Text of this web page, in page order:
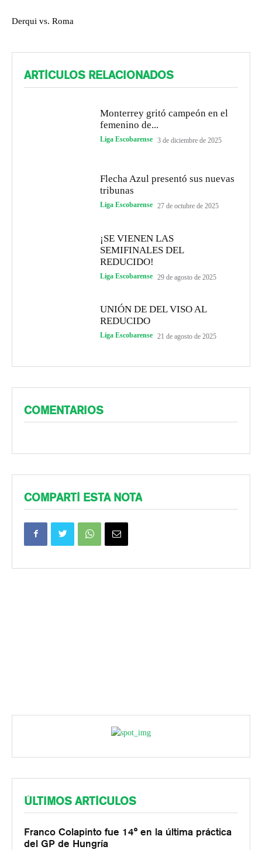
Derqui vs. Roma
ARTÍCULOS RELACIONADOS
Monterrey gritó campeón en el
femenino de...
Liga Escobarense 3 de diciembre de 2025
Flecha Azul presentó sus nuevas
tribunas
Liga Escobarense 27 de octubre de 2025
¡SE VIENEN LAS
SEMIFINALES DEL
REDUCIDO!
Liga Escobarense 29 de agosto de 2025
UNIÓN DE DEL VISO AL
REDUCIDO
Liga Escobarense 21 de agosto de 2025
COMENTARIOS
COMPARTÍ ESTA NOTA
ÚLTIMOS ARTÍCULOS
Franco Colapinto fue 14° en la última práctica
del GP de Hungría